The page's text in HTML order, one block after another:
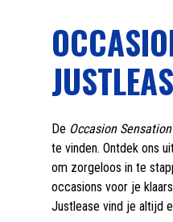
De Occasion Sensation
te vinden. Ontdek ons
om zorgeloos in te
occasions voor je
Justlease vind je altijd